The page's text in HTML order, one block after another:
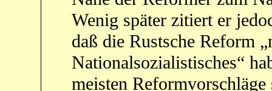
Wenig später zitiert er
daß die Rustsche Reform
Nationalsozialistisches“
meisten Reformvorschläge